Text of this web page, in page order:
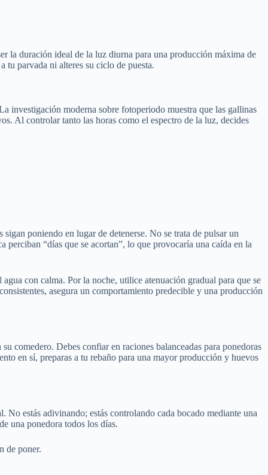
la duración ideal de la luz diurna para una producción máxima de
tu parvada ni alteres su ciclo de puesta.
investigación moderna sobre fotoperiodo muestra que las gallinas
Al controlar tanto las horas como el espectro de la luz, decides
poniendo en lugar de detenerse. No se trata de pulsar un
“días que se acortan”, lo que provocaría una caída en la
con calma. Por la noche, utilice atenuación gradual para que se
asegura un comportamiento predecible y una producción
comedero. Debes confiar en raciones balanceadas para ponedoras
en sí, preparas a tu rebaño para una mayor producción y huevos
No estás adivinando; estás controlando cada bocado mediante una
una ponedora todos los días.
de poner.